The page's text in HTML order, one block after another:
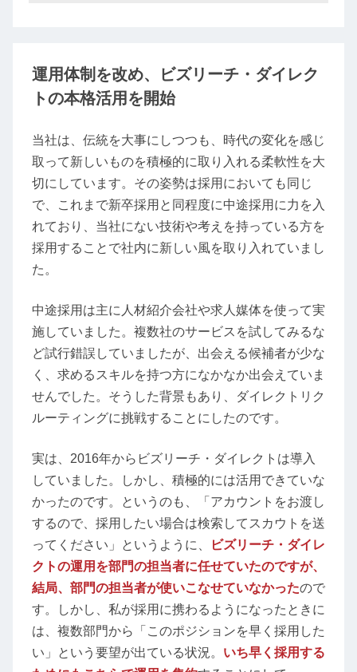
運用体制を改め、ビズリーチ・ダイレク
トの本格活用を開始
当社は、伝統を大事にしつつも、時代の変化を感じ
取って新しいものを積極的に取り入れる柔軟性を大
切にしています。その姿勢は採用においても同じ
で、これまで新卒採用と同程度に中途採用に力を入
れており、当社にない技術や考えを持っている方を
採用することで社内に新しい風を取り入れていまし
た。
中途採用は主に人材紹介会社や求人媒体を使って実
施していました。複数社のサービスを試してみるな
ど試行錯誤していましたが、出会える候補者が少な
く、求めるスキルを持つ方になかなか出会えていま
せんでした。そうした背景もあり、ダイレクトリク
ルーティングに挑戦することにしたのです。
実は、2016年からビズリーチ・ダイレクトは導入
していました。しかし、積極的には活用できていな
かったのです。というのも、「アカウントをお渡し
するので、採用したい場合は検索してスカウトを送
ってください」というように、
ビズリーチ・ダイレ
クトの運用を部門の担当者に任せていたのですが、
結局、部門の担当者が使いこなせていなかったので
す。しかし、私が採用に携わるようになったときに
は、複数部門から「このポジションを早く採用した
い」という要望が出ている状況。 いち早く採用する